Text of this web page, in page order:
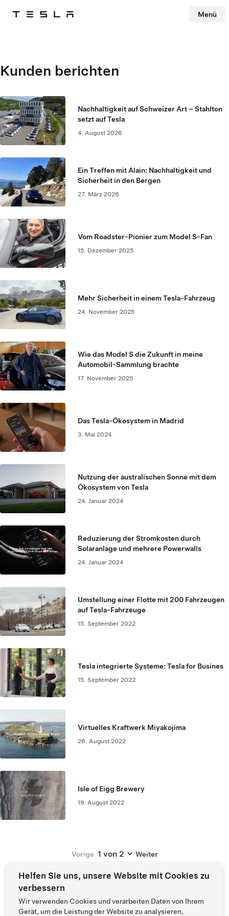
Tesla Menü
Kunden berichten
Nachhaltigkeit auf Schweizer Art – Stahlton
setzt auf Tesla
4. August 2026
Ein Treffen mit Alain: Nachhaltigkeit und
Sicherheit in den Bergen
27. März 2026
Vom Roadster-Pionier zum Model S-Fan
15. Dezember 2025
Mehr Sicherheit in einem Tesla-Fahrzeug
24. November 2025
Wie das Model S die Zukunft in meine
Automobil-Sammlung brachte
17. November 2025
Das Tesla-Ökosystem in Madrid
3. Mai 2024
Nutzung der australischen Sonne mit dem
Ökosystem von Tesla
24. Januar 2024
Reduzierung der Stromkosten durch
Solaranlage und mehrere Powerwalls
24. Januar 2024
Umstellung einer Flotte mit 200 Fahrzeugen
auf Tesla-Fahrzeuge
15. September 2022
Tesla integrierte Systeme: Tesla for Busines
15. September 2022
Virtuelles Kraftwerk Miyakojima
26. August 2022
Isle of Eigg Brewery
19. August 2022
Vorige Weiter
Helfen Sie uns, unsere Website mit Cookies zu
verbessern
Wir verwenden Cookies und verarbeiten Daten von Ihrem
Gerät, um die Leistung der Website zu analysieren,